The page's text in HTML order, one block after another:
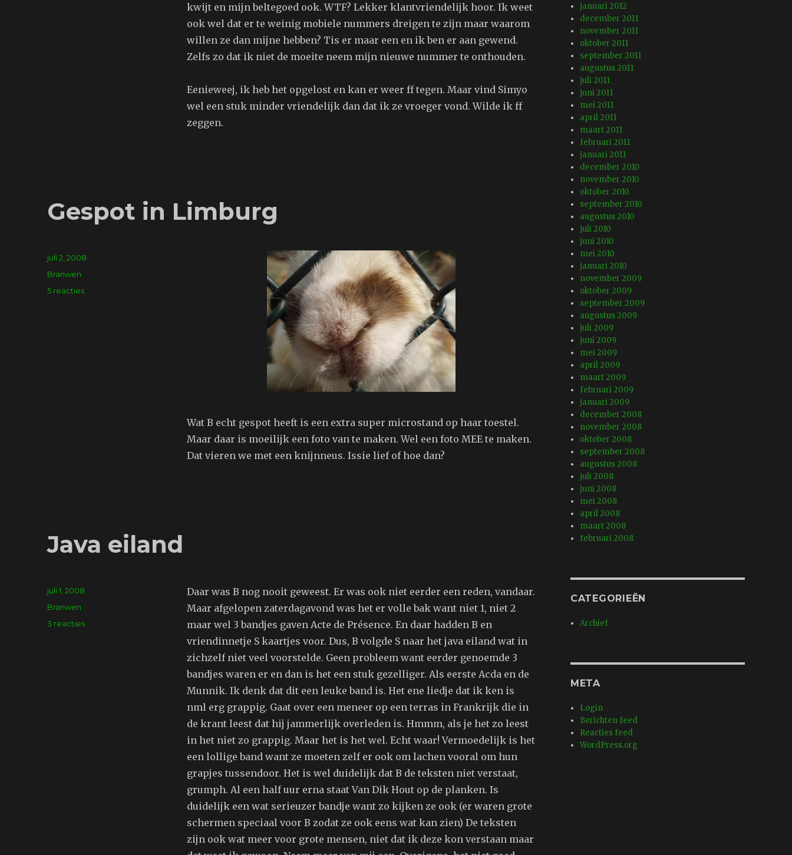
kwijt en mijn beltegoed ook. WTF? Lekker klantvriendelijk hoor. Ik weet
ook wel dat er te weinig mobiele nummers dreigen te zijn maar waarom
willen ze dan mijne hebben? Tis er maar een en ik ben er aan gewend.
Zelfs zo dat ik niet de moeite neem mijn nieuwe nummer te onthouden.
Eenieweej, ik heb het opgelost en kan er weer ff tegen. Maar vind Simyo
wel een stuk minder vriendelijk dan dat ik ze vroeger vond. Wilde ik ff
zeggen.
Gespot in Limburg
Wat B echt gespot heeft is een extra super microstand op haar toestel.
Maar daar is moeilijk een foto van te maken. Wel een foto MEE te maken.
Dat vieren we met een knijnneus. Issie lief of hoe dan?
Geplaatst
juli 2, 2008
Tags
Branwen
5 reactiesop
Java eiland
Daar was B nog nooit geweest. Er was ook niet eerder een reden, vandaar.
Maar afgelopen zaterdagavond was het er volle bak want niet 1, niet 2
maar wel 3 bandjes gaven Acte de Présence. En daar hadden B en
vriendinnetje S kaartjes voor. Dus, B volgde S naar het java eiland wat in
zichzelf niet veel voorstelde. Geen probleem want eerder genoemde 3
bandjes waren er en dan is het een stuk gezelliger. Als eerste Acda en de
Munnik. Ik denk dat dit een leuke band is. Het ene liedje dat ik ken is
nml erg grappig. Gaat over een meneer op een terras in Frankrijk die in
de krant leest dat hij jammerlijk overleden is. Hmmm, als je het zo leest
in het niet zo grappig. Maar het is het wel. Echt waar! Vermoedelijk is het
een lollige band want ze moeten zelf er ook om lachen vooral om hun
grapjes tussendoor. Het is wel duidelijk dat B de teksten niet verstaat,
grumph. Al een half uur erna staat Van Dik Hout op de planken. Is
duidelijk een wat serieuzer bandje want zo kijken ze ook (er waren grote
schermen speciaal voor B zodat ze ook eens wat kan zien) De teksten
zijn ook wat meer voor grote mensen, niet dat ik deze kon verstaan maar
Geplaatst
juli 1, 2008
Tags
Branwen
3 reactiesop
januari 2012
december 2011
november 2011
oktober 2011
september 2011
augustus 2011
juli 2011
juni 2011
mei 2011
april 2011
maart 2011
februari 2011
januari 2011
december 2010
november 2010
oktober 2010
september 2010
augustus 2010
juli 2010
juni 2010
mei 2010
januari 2010
november 2009
oktober 2009
september 2009
augustus 2009
juli 2009
juni 2009
mei 2009
april 2009
maart 2009
februari 2009
januari 2009
december 2008
november 2008
oktober 2008
september 2008
augustus 2008
juli 2008
juni 2008
mei 2008
april 2008
maart 2008
februari 2008
CATEGORIEËN
Archief
META
Login
Berichten feed
Reacties feed
WordPress.org